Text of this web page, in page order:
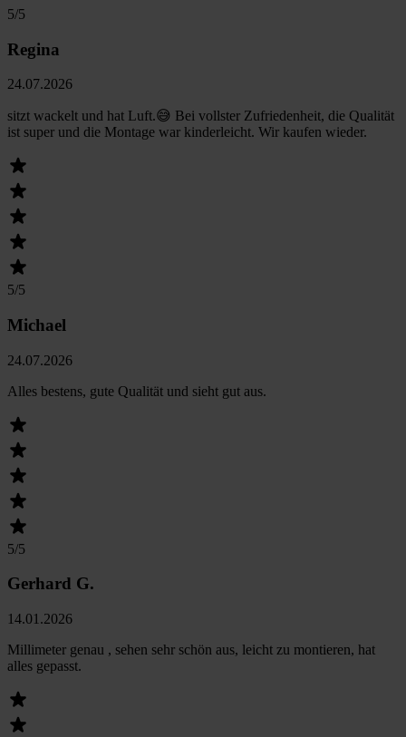
5/5
Regina
24.07.2026
sitzt wackelt und hat Luft.😅 Bei vollster Zufriedenheit, die Qualität
ist super und die Montage war kinderleicht. Wir kaufen wieder.
5/5
Michael
24.07.2026
Alles bestens, gute Qualität und sieht gut aus.
5/5
Gerhard G.
14.01.2026
Millimeter genau , sehen sehr schön aus, leicht zu montieren, hat
alles gepasst.